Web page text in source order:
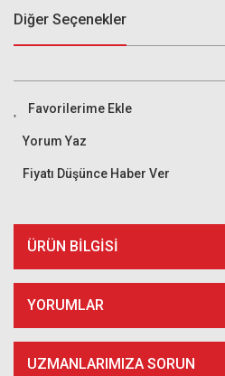
Diğer Seçenekler
Yorum Yaz
Fiyatı Düşünce Haber Ver
ÜRÜN BILGISI
YORUMLAR
UZMANLARIMIZA SORUN